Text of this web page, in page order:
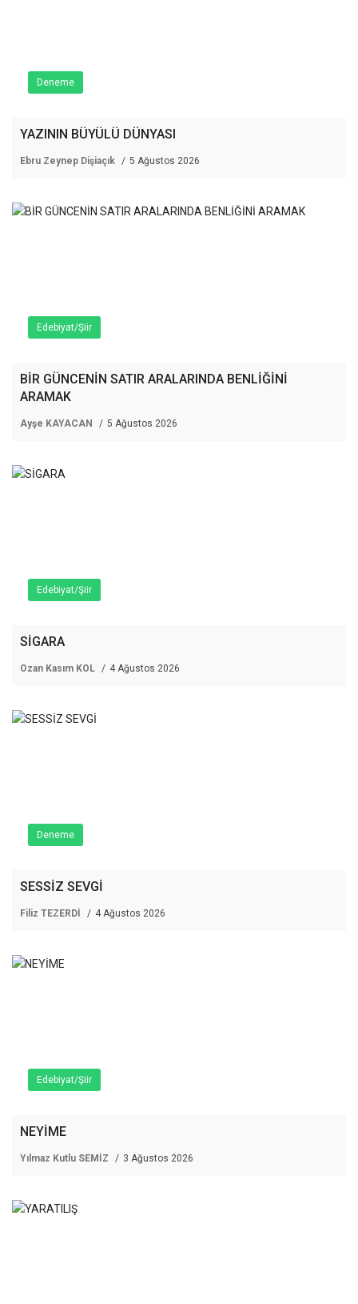
Deneme
YAZININ BÜYÜLÜ DÜNYASI
Ebru Zeynep Dişiaçık 5 Ağustos 2026
Edebiyat/Şiir
BİR GÜNCENİN SATIR ARALARINDA BENLİĞİNİ
ARAMAK
Ayşe KAYACAN 5 Ağustos 2026
Edebiyat/Şiir
SİGARA
Ozan Kasım KOL 4 Ağustos 2026
Deneme
SESSİZ SEVGİ
Filiz TEZERDİ 4 Ağustos 2026
Edebiyat/Şiir
NEYİME
Yılmaz Kutlu SEMİZ 3 Ağustos 2026